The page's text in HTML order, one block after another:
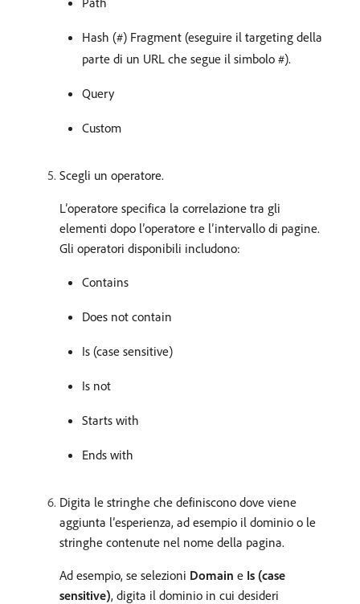
Hash (#) Fragment (eseguire il targeting della
parte di un URL che segue il simbolo #).
Query
Custom
Scegli un operatore.
L’operatore specifica la correlazione tra gli
elementi dopo l’operatore e l’intervallo di pagine.
Gli operatori disponibili includono:
Contains
Does not contain
Is (case sensitive)
Is not
Starts with
Ends with
Digita le stringhe che definiscono dove viene
aggiunta l’esperienza, ad esempio il dominio o le
stringhe contenute nel nome della pagina.
Ad esempio, se selezioni Domain e Is (case
sensitive), digita il dominio in cui desideri